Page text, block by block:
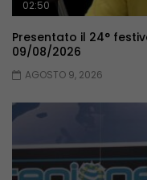
02:50
Presentato il 24°
09/08/2026
AGOSTO 9, 2026